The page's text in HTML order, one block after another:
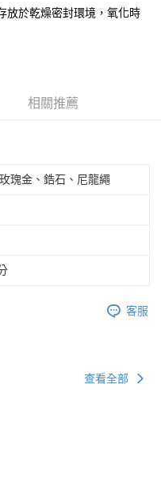
放於乾燥密封環境，氧化時
相關推薦
瑰金、鋯石、尼龍繩
客服
查看全部